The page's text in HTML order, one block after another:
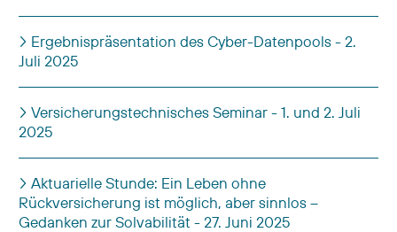
Ergebnispräsentation des Cyber-Datenpools - 2.
Juli 2025
Versicherungstechnisches Seminar - 1. und 2. Juli
2025
Aktuarielle Stunde: Ein Leben ohne
Rückversicherung ist möglich, aber sinnlos –
Gedanken zur Solvabilität - 27. Juni 2025